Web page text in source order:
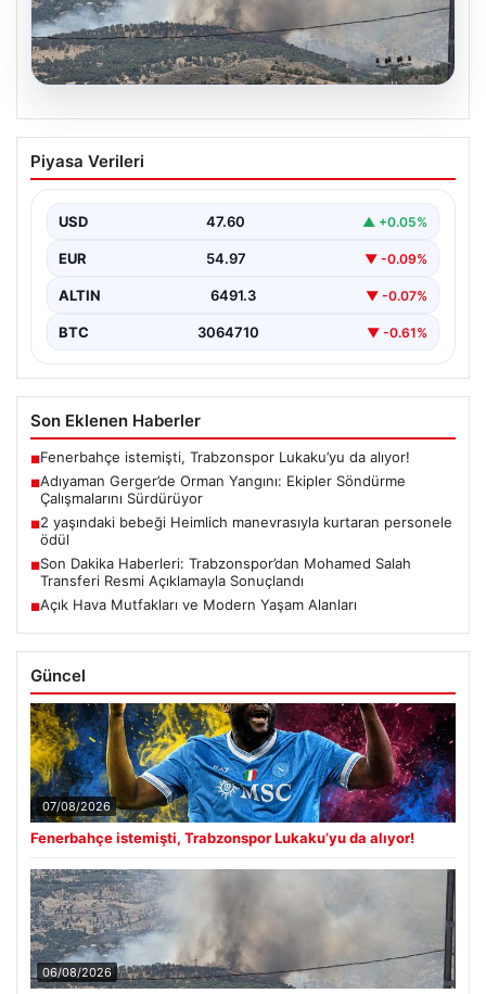
06.08.2026
Adıyaman Gerger’de Orman Yangını:
Ekipler Söndürme Çalışmalarını
Adıyaman’ın Gerger ilçesinde çıkan orman yangını,
Kütüklü köyleri…
Piyasa Verileri
USD 47.60 ▲ +0.05%
EUR 54.97 ▼ -0.09%
ALTIN 6491.3 ▼ -0.07%
BTC 3064710 ▼ -0.61%
Son Eklenen Haberler
■Fenerbahçe istemişti, Trabzonspor Lukaku’yu da alıyor!
■Adıyaman Gerger’de Orman Yangını: Ekipler Söndürme
Çalışmalarını Sürdürüyor
■2 yaşındaki bebeği Heimlich manevrasıyla kurtaran personele
ödül
■Son Dakika Haberleri: Trabzonspor’dan Mohamed Salah
Transferi Resmi Açıklamayla Sonuçlandı
■Açık Hava Mutfakları ve Modern Yaşam Alanları
Güncel
07/08/2026
Fenerbahçe istemişti, Trabzonspor Lukaku’yu da alıyor!
06/08/2026